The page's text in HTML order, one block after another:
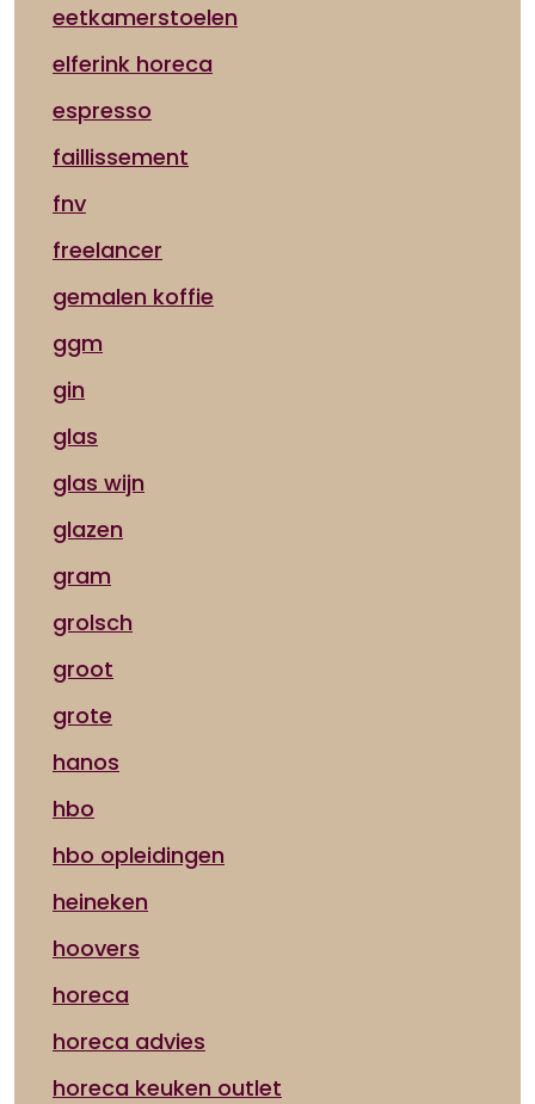
eetkamerstoelen
elferink horeca
espresso
faillissement
fnv
freelancer
gemalen koffie
ggm
gin
glas
glas wijn
glazen
gram
grolsch
groot
grote
hanos
hbo
hbo opleidingen
heineken
hoovers
horeca
horeca advies
horeca keuken outlet